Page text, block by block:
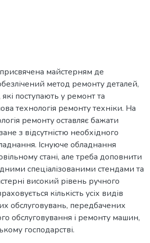
майстерням де
метод ремонту деталей,
які поступають у ремонт та
технологія ремонту техніки. На
ремонту оставляє бажати
з відсутністю необхідного
Існуюче обладнання
стані, але треба доповнити
спеціалізованими стендами та
високий рівень ручного
кількість усіх видів
обслуговувань, передбачених
обслуговування і ремонту машин,
господарстві.